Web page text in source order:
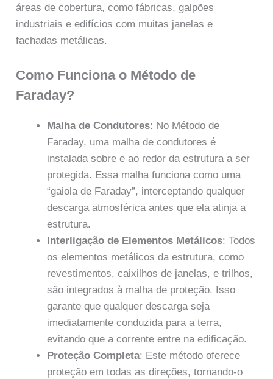
áreas de cobertura, como fábricas, galpões
industriais e edifícios com muitas janelas e
fachadas metálicas.
Como Funciona o Método de
Faraday?
Malha de Condutores: No Método de
Faraday, uma malha de condutores é
instalada sobre e ao redor da estrutura a ser
protegida. Essa malha funciona como uma
“gaiola de Faraday”, interceptando qualquer
descarga atmosférica antes que ela atinja a
estrutura.
Interligação de Elementos Metálicos: Todos
os elementos metálicos da estrutura, como
revestimentos, caixilhos de janelas, e trilhos,
são integrados à malha de proteção. Isso
garante que qualquer descarga seja
imediatamente conduzida para a terra,
evitando que a corrente entre na edificação.
Proteção Completa: Este método oferece
proteção em todas as direções, tornando-o